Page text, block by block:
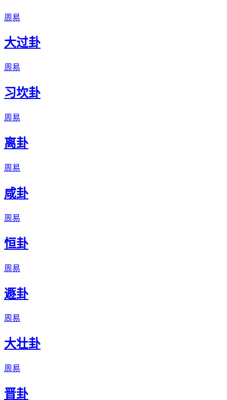
周易
大过卦
周易
习坎卦
周易
离卦
周易
咸卦
周易
恒卦
周易
遯卦
周易
大壮卦
周易
晋卦